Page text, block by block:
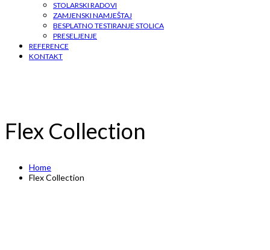
STOLARSKI RADOVI
ZAMJENSKI NAMJEŠTAJ
BESPLATNO TESTIRANJE STOLICA
PRESELJENJE
REFERENCE
KONTAKT
Flex Collection
Home
Flex Collection